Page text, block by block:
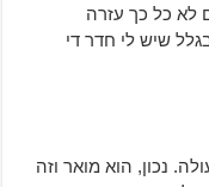
לא כל כך עזרה
שיש לי חדר די
נכון, הוא מואר וזה